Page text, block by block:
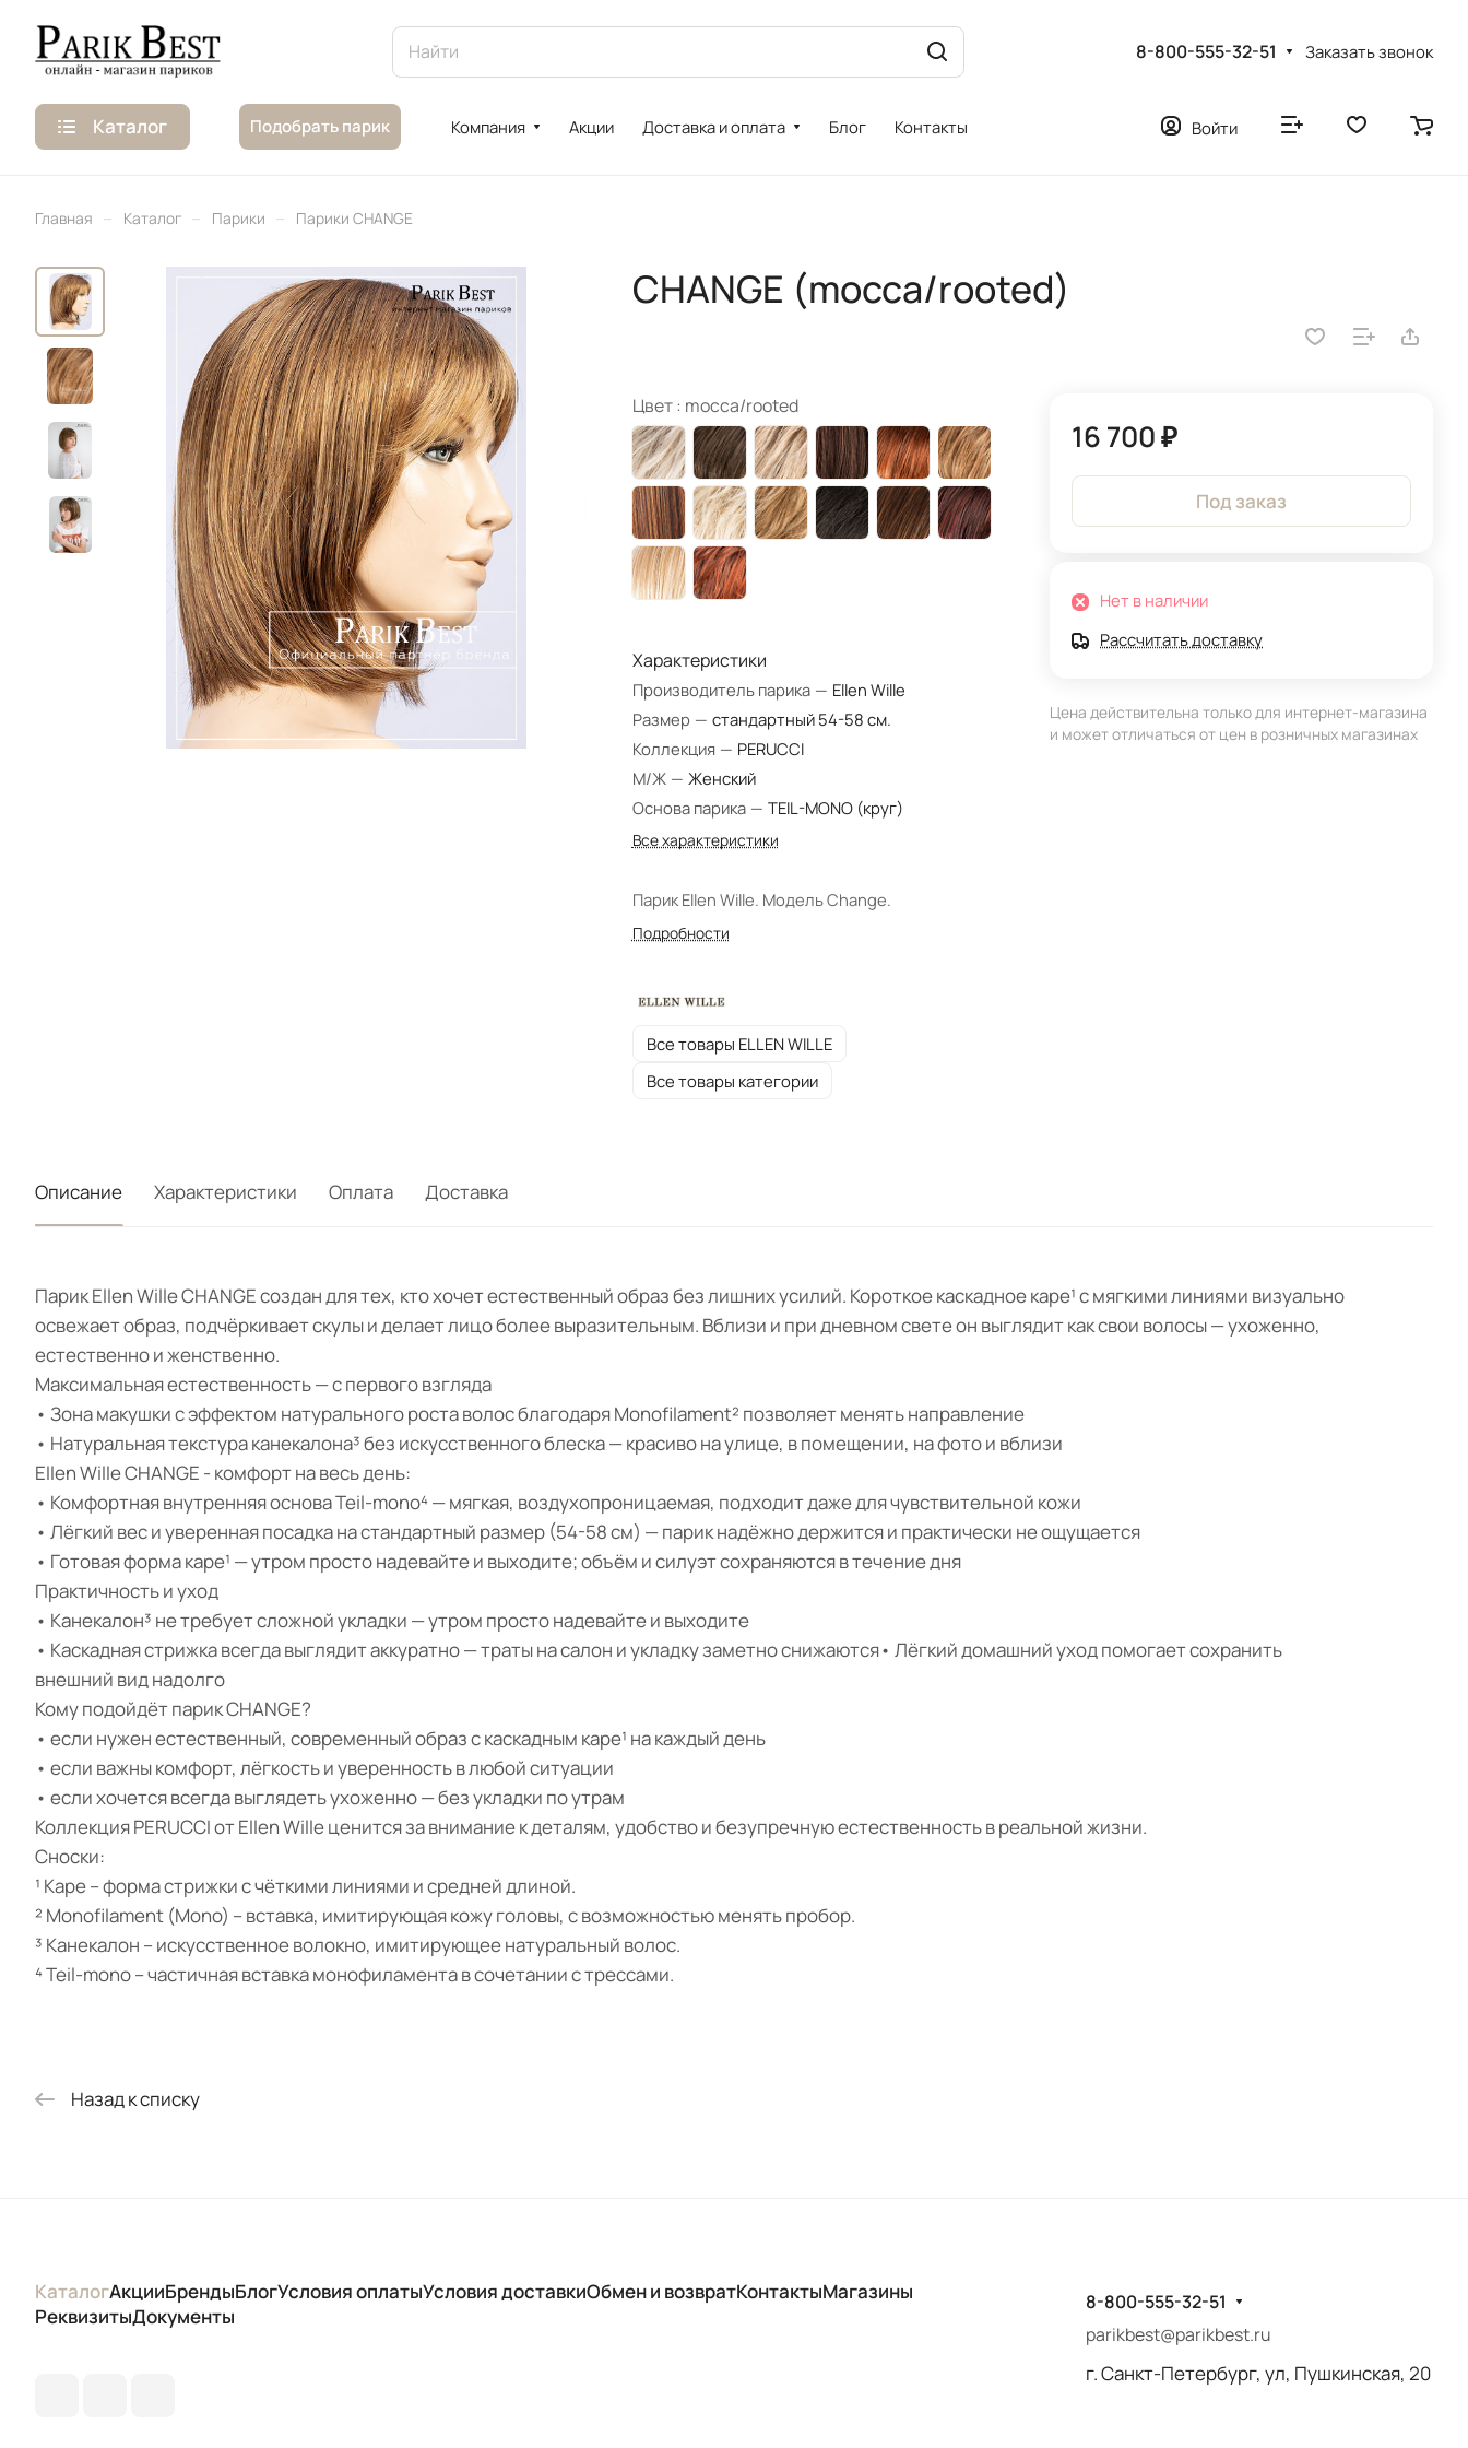
8-800-555-32-51 Заказать звонок
Каталог Подобрать парик Компания Акции Доставка и оплата Блог Контакты Войти
Главная – Каталог – Парики – Парики CHANGE
CHANGE (mocca/rooted)
Цвет : mocca/rooted
Характеристики
Производитель парика — Ellen Wille
Размер — стандартный 54-58 см.
Коллекция — PERUCCI
М/Ж — Женский
Основа парика — TEIL-MONO (круг)
Все характеристики
Парик Ellen Wille. Модель Change.
Подробности
Все товары ELLEN WILLE
Все товары категории
16 700 ₽
Под заказ
Нет в наличии
Рассчитать доставку
Цена действительна только для интернет-магазина
и может отличаться от цен в розничных магазинах
Описание Характеристики Оплата Доставка
Парик Ellen Wille CHANGE создан для тех, кто хочет естественный образ без лишних усилий. Короткое каскадное каре¹ с мягкими линиями визуально
освежает образ, подчёркивает скулы и делает лицо более выразительным. Вблизи и при дневном свете он выглядит как свои волосы — ухоженно,
естественно и женственно.
Максимальная естественность — с первого взгляда
• Зона макушки с эффектом натурального роста волос благодаря Monofilament² позволяет менять направление
• Натуральная текстура канекалона³ без искусственного блеска — красиво на улице, в помещении, на фото и вблизи
Ellen Wille CHANGE - комфорт на весь день:
• Комфортная внутренняя основа Teil-mono⁴ — мягкая, воздухопроницаемая, подходит даже для чувствительной кожи
• Лёгкий вес и уверенная посадка на стандартный размер (54-58 см) — парик надёжно держится и практически не ощущается
• Готовая форма каре¹ — утром просто надевайте и выходите; объём и силуэт сохраняются в течение дня
Практичность и уход
• Канекалон³ не требует сложной укладки — утром просто надевайте и выходите
• Каскадная стрижка всегда выглядит аккуратно — траты на салон и укладку заметно снижаются• Лёгкий домашний уход помогает сохранить
внешний вид надолго
Кому подойдёт парик CHANGE?
• если нужен естественный, современный образ с каскадным каре¹ на каждый день
• если важны комфорт, лёгкость и уверенность в любой ситуации
• если хочется всегда выглядеть ухоженно — без укладки по утрам
Коллекция PERUCCI от Ellen Wille ценится за внимание к деталям, удобство и безупречную естественность в реальной жизни.
Сноски:
¹ Каре – форма стрижки с чёткими линиями и средней длиной.
² Monofilament (Mono) – вставка, имитирующая кожу головы, с возможностью менять пробор.
³ Канекалон – искусственное волокно, имитирующее натуральный волос.
⁴ Teil-mono – частичная вставка монофиламента в сочетании с трессами.
Назад к списку
КаталогАкцииБрендыБлогУсловия оплатыУсловия доставкиОбмен и возвратКонтактыМагазины
РеквизитыДокументы
8-800-555-32-51
parikbest@parikbest.ru
г. Санкт-Петербург, ул, Пушкинская, 20